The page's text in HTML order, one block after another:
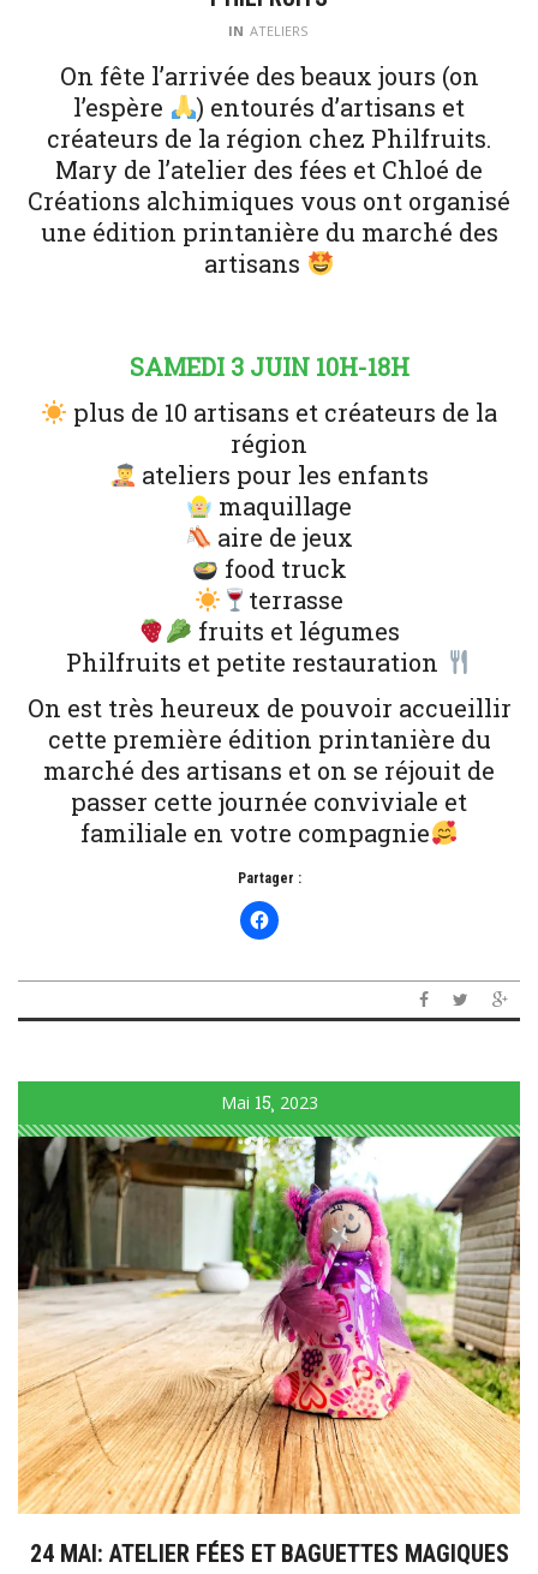
IN ATELIERS
On fête l’arrivée des beaux jours (on
l’espère
) entourés d’artisans et
créateurs de la région chez Philfruits.
Mary de l’atelier des fées et Chloé de
Créations alchimiques vous ont organisé
une édition printanière du marché des
artisans
SAMEDI 3 JUIN 10H-18H
plus de 10 artisans et créateurs de la
région
ateliers pour les enfants
maquillage
aire de jeux
food truck
terrasse
fruits et légumes
Philfruits et petite restauration
On est très heureux de pouvoir accueillir
cette première édition printanière du
marché des artisans et on se réjouit de
passer cette journée conviviale et
familiale en votre compagnie
Partager :
Mai 15 2023
24 MAI: ATELIER FÉES ET BAGUETTES MAGIQUES